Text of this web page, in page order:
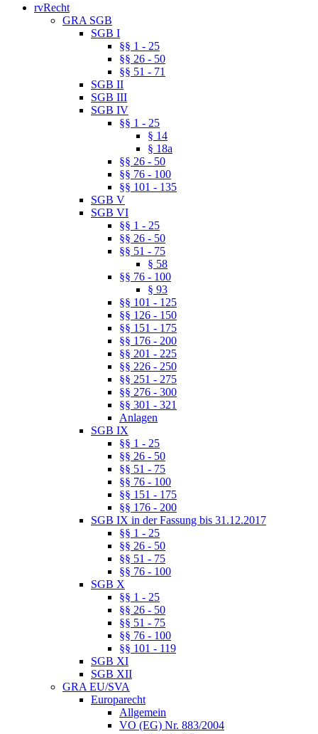
rvRecht
GRA SGB
SGB I
§§ 1 - 25
§§ 26 - 50
§§ 51 - 71
SGB II
SGB III
SGB IV
§§ 1 - 25
§ 14
§ 18a
§§ 26 - 50
§§ 76 - 100
§§ 101 - 135
SGB V
SGB VI
§§ 1 - 25
§§ 26 - 50
§§ 51 - 75
§ 58
§§ 76 - 100
§ 93
§§ 101 - 125
§§ 126 - 150
§§ 151 - 175
§§ 176 - 200
§§ 201 - 225
§§ 226 - 250
§§ 251 - 275
§§ 276 - 300
§§ 301 - 321
Anlagen
SGB IX
§§ 1 - 25
§§ 26 - 50
§§ 51 - 75
§§ 76 - 100
§§ 151 - 175
§§ 176 - 200
SGB IX in der Fassung bis 31.12.2017
§§ 1 - 25
§§ 26 - 50
§§ 51 - 75
§§ 76 - 100
SGB X
§§ 1 - 25
§§ 26 - 50
§§ 51 - 75
§§ 76 - 100
§§ 101 - 119
SGB XI
SGB XII
GRA EU/SVA
Europarecht
Allgemein
VO (EG) Nr. 883/2004